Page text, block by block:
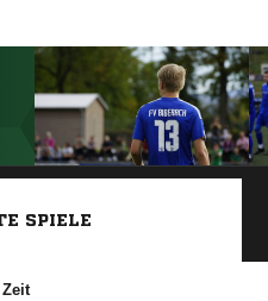
SPIELE
Zeit